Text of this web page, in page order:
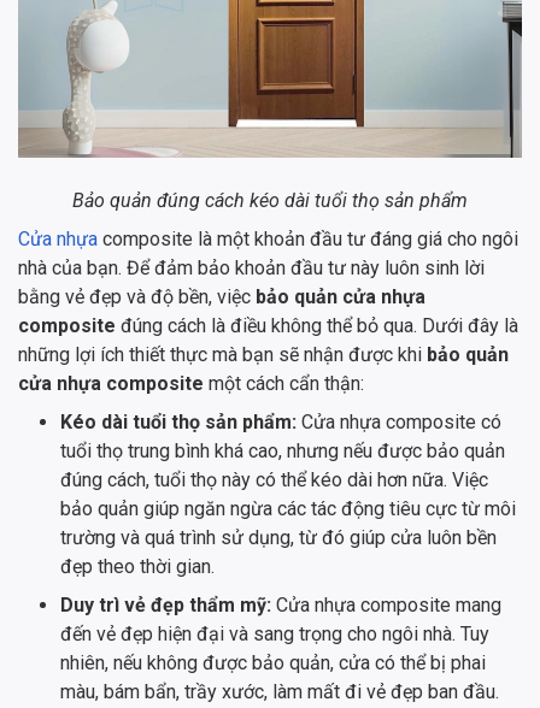
Bảo quản đúng cách kéo dài tuổi thọ sản phẩm
Cửa nhựa composite là một khoản đầu tư đáng giá cho ngôi
nhà của bạn. Để đảm bảo khoản đầu tư này luôn sinh lời
bằng vẻ đẹp và độ bền, việc bảo quản cửa nhựa
composite đúng cách là điều không thể bỏ qua. Dưới đây là
những lợi ích thiết thực mà bạn sẽ nhận được khi bảo quản
cửa nhựa composite một cách cẩn thận:
Kéo dài tuổi thọ sản phẩm: Cửa nhựa composite có
tuổi thọ trung bình khá cao, nhưng nếu được bảo quản
đúng cách, tuổi thọ này có thể kéo dài hơn nữa. Việc
bảo quản giúp ngăn ngừa các tác động tiêu cực từ môi
trường và quá trình sử dụng, từ đó giúp cửa luôn bền
đẹp theo thời gian.
Duy trì vẻ đẹp thẩm mỹ: Cửa nhựa composite mang
đến vẻ đẹp hiện đại và sang trọng cho ngôi nhà. Tuy
nhiên, nếu không được bảo quản, cửa có thể bị phai
màu, bám bẩn, trầy xước, làm mất đi vẻ đẹp ban đầu.